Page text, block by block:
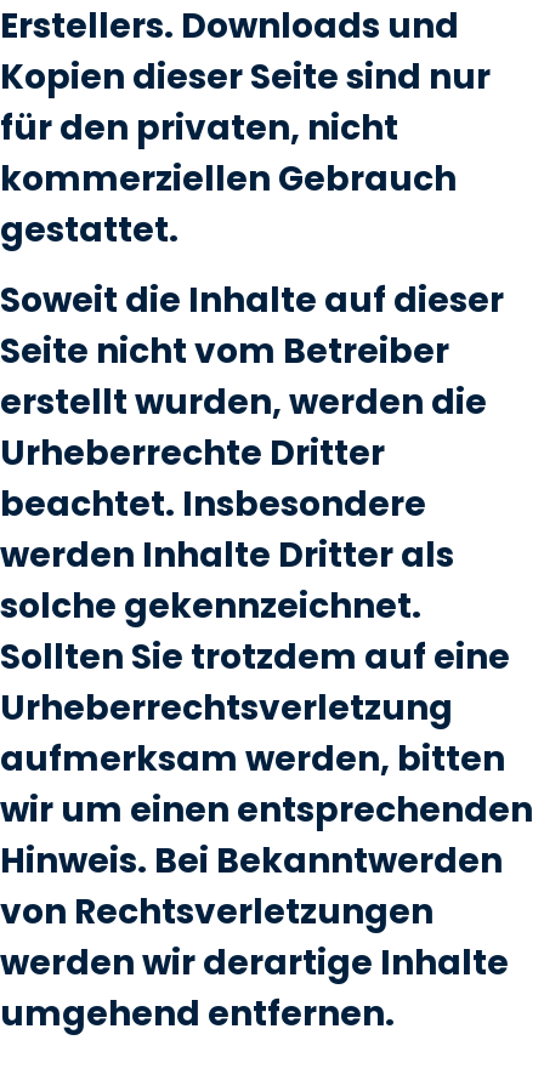
Erstellers. Downloads und
Kopien dieser Seite sind nur
für den privaten, nicht
kommerziellen Gebrauch
gestattet.
Soweit die Inhalte auf dieser
Seite nicht vom Betreiber
erstellt wurden, werden die
Urheberrechte Dritter
beachtet. Insbesondere
werden Inhalte Dritter als
solche gekennzeichnet.
Sollten Sie trotzdem auf eine
Urheberrechtsverletzung
aufmerksam werden, bitten
wir um einen entsprechenden
Hinweis. Bei Bekanntwerden
von Rechtsverletzungen
werden wir derartige Inhalte
umgehend entfernen.